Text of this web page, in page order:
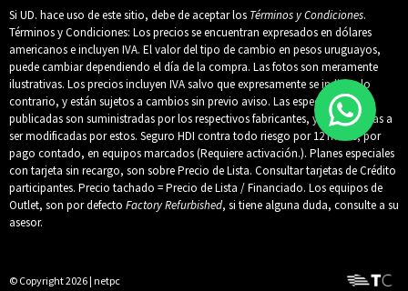
Si UD. hace uso de este sitio, debe de aceptar los Términos y Condiciones.
Términos y Condiciones: Los precios se encuentran expresados en dólares
americanos e incluyen IVA. El valor del tipo de cambio en pesos uruguayos,
puede cambiar dependiendo el día de la compra. Las fotos son meramente
ilustrativas. Los precios incluyen IVA salvo que expresamente se indique lo
contrario, y están sujetos a cambios sin previo aviso. Las especificaciones
publicadas son suministradas por los respectivos fabricantes, y están sujetas a
ser modificadas por estos. Seguro HDI contra todo riesgo por 12 meses, por
pago contado, en equipos marcados (Requiere activación.). Planes especiales
con tarjeta sin recargo, son sobre Precio de Lista. Consultar tarjetas de Crédito
participantes. Precio tachado = Precio de Lista / Financiado. Los equipos de
Outlet, son por defecto Factory Refurbished, si tiene alguna duda, consulte a su
asesor.
© Copyright 2026 | netpc